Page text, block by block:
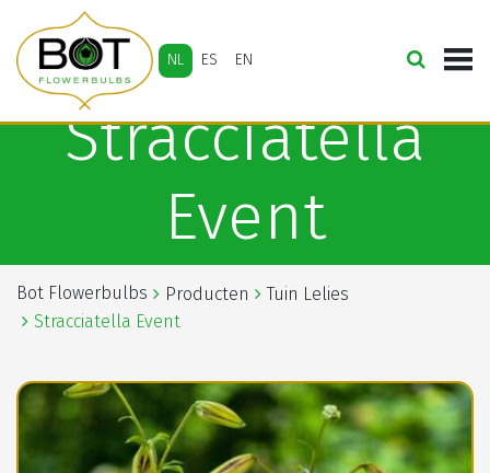
NL ES EN
Stracciatella
Event
Bot Flowerbulbs Producten
Tuin Lelies
Stracciatella Event